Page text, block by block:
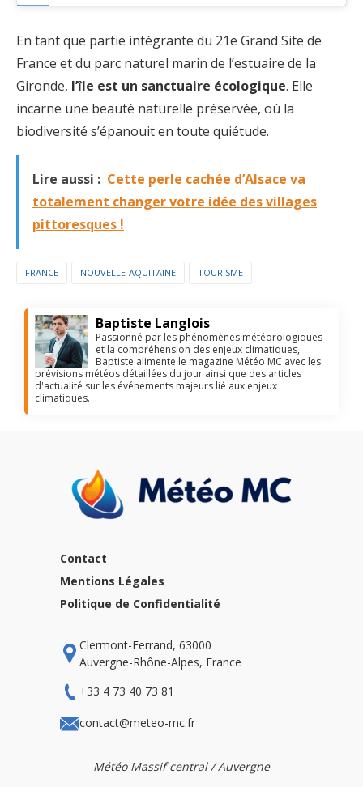
En tant que partie intégrante du 21e Grand Site de
France et du parc naturel marin de l’estuaire de la
Gironde, l’île est un sanctuaire écologique. Elle
incarne une beauté naturelle préservée, où la
biodiversité s’épanouit en toute quiétude.
Lire aussi : Cette perle cachée d’Alsace va
totalement changer votre idée des villages
pittoresques !
FRANCE NOUVELLE-AQUITAINE TOURISME
Baptiste Langlois
Passionné par les phénomènes météorologiques
et la compréhension des enjeux climatiques,
Baptiste alimente le magazine Météo MC avec les
prévisions météos détaillées du jour ainsi que des articles
d'actualité sur les événements majeurs lié aux enjeux
climatiques.
Contact
Mentions Légales
Politique de Confidentialité
Clermont-Ferrand, 63000
Auvergne-Rhône-Alpes, France
+33 4 73 40 73 81
contact@meteo-mc.fr
Météo Massif central / Auvergne